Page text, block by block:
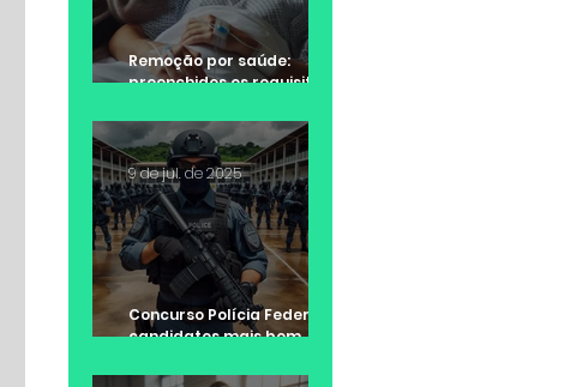
Remoção por saúde:
preenchidos os requisitos
da Administração Pública
Concurso Polícia Federal:
candidatos mais bem
preferência na escolha da
9 de jul. de 2025